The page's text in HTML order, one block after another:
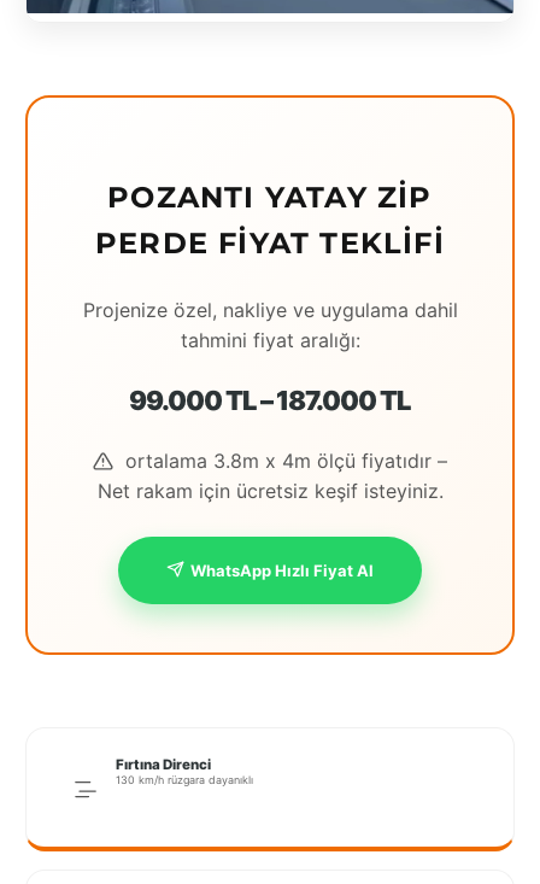
POZANTI YATAY ZIP
PERDE FIYAT TEKLIFI
Projenize özel, nakliye ve uygulama dahil
tahmini fiyat aralığı:
99.000 TL – 187.000 TL
ortalama 3.8m x 4m ölçü fiyatıdır –
Net rakam için ücretsiz keşif isteyiniz.
WhatsApp Hızlı Fiyat Al
Fırtına Direnci
130 km/h rüzgara dayanıklı
Gaziantep
Houston
İstanbul
Anadolu
İstanbul
Kırklareli